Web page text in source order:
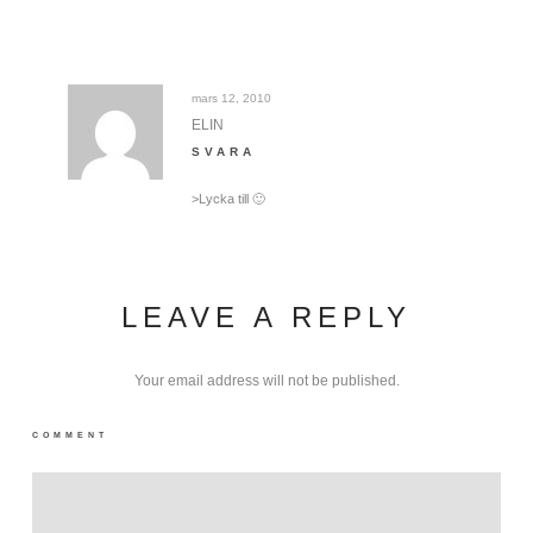
mars 12, 2010
ELIN
SVARA
>Lycka till 🙂
LEAVE A REPLY
Your email address will not be published.
COMMENT